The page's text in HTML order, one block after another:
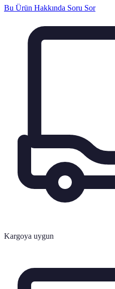
Bu Ürün Hakkında Soru Sor
Kargoya uygun